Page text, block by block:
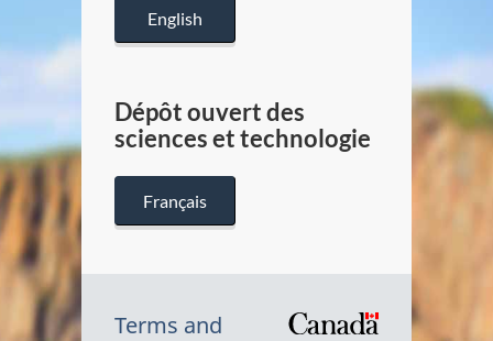
English
Dépôt ouvert des
sciences et technologie
Français
Terms and